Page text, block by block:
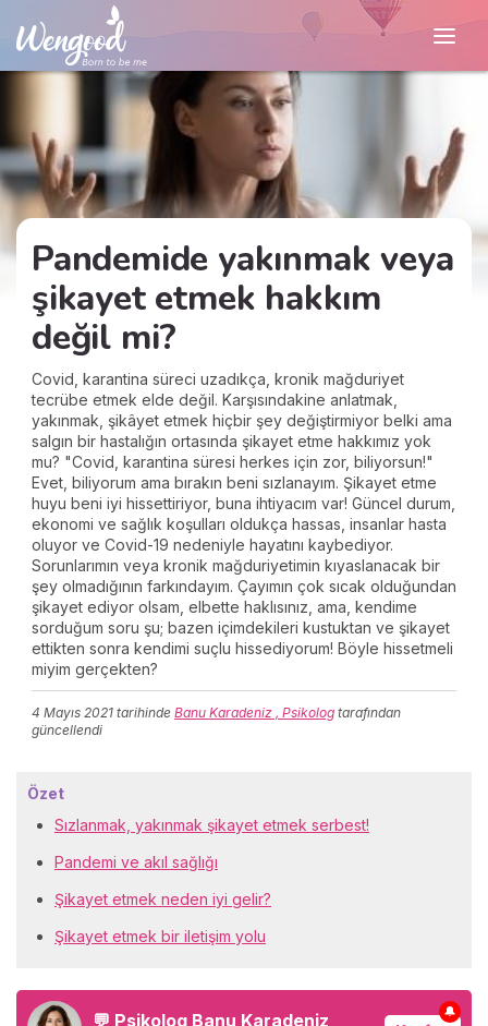
Pandemide yakınmak veya
şikayet etmek hakkım
değil mi?
Covid, karantina süreci uzadıkça, kronik mağduriyet
tecrübe etmek elde değil. Karşısındakine anlatmak,
yakınmak, şikâyet etmek hiçbir şey değiştirmiyor belki ama
salgın bir hastalığın ortasında şikayet etme hakkımız yok
mu? "Covid, karantina süresi herkes için zor, biliyorsun!"
Evet, biliyorum ama bırakın beni sızlanayım. Şikayet etme
huyu beni iyi hissettiriyor, buna ihtiyacım var! Güncel durum,
ekonomi ve sağlık koşulları oldukça hassas, insanlar hasta
oluyor ve Covid-19 nedeniyle hayatını kaybediyor.
Sorunlarımın veya kronik mağduriyetimin kıyaslanacak bir
şey olmadığının farkındayım. Çayımın çok sıcak olduğundan
şikayet ediyor olsam, elbette haklısınız, ama, kendime
sorduğum soru şu; bazen içimdekileri kustuktan ve şikayet
ettikten sonra kendimi suçlu hissediyorum! Böyle hissetmeli
miyim gerçekten?
4 Mayıs 2021 tarihinde Banu Karadeniz , Psikolog tarafından
güncellendi
Özet
Sızlanmak, yakınmak şikayet etmek serbest!
Pandemi ve akıl sağlığı
Şikayet etmek neden iyi gelir?
Şikayet etmek bir iletişim yolu
💬 Psikolog Banu Karadeniz 🔔